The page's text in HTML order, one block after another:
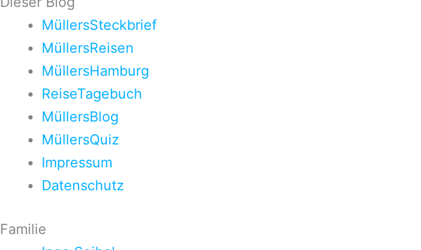
MüllersSteckbrief
MüllersReisen
MüllersHamburg
ReiseTagebuch
MüllersBlog
MüllersQuiz
Impressum
Datenschutz
Familie